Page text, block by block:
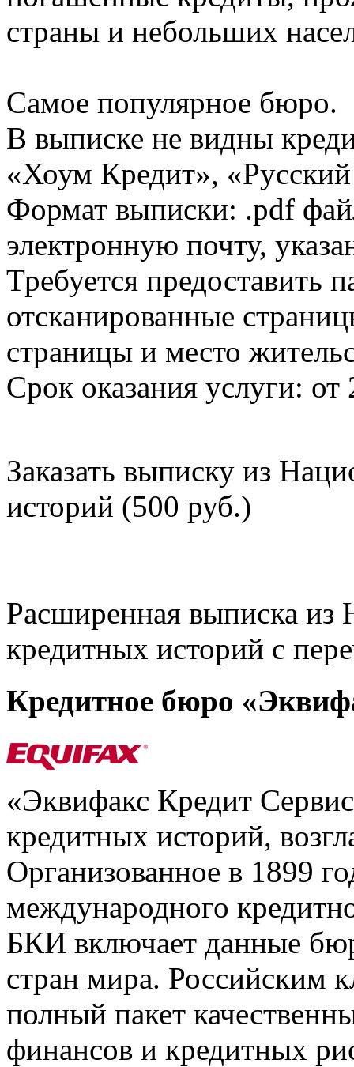
страны и небольших
Самое популярное бюро.
В выписке не видны
«Хоум Кредит»,
Формат выписки: .pdf
электронную почту,
Требуется предоставить
отсканированные
страницы и место
Срок оказания услуги: от
Заказать выписку из
историй (500 руб.)
Расширенная выписка из
кредитных историй с
Кредитное бюро
«Эквифакс Кредит
кредитных историй,
Организованное в 1899
международного
БКИ включает данные
стран мира. Российским
полный пакет
финансов и кредитных